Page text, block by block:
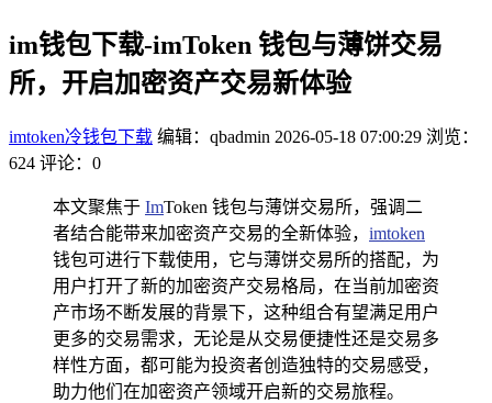
im钱包下载-imToken 钱包与薄饼交易
所，开启加密资产交易新体验
imtoken冷钱包下载 编辑：qbadmin 2026-05-18 07:00:29 浏览：
624 评论：0
本文聚焦于 ImToken 钱包与薄饼交易所，强调二
者结合能带来加密资产交易的全新体验， imtoken
钱包可进行下载使用，它与薄饼交易所的搭配，为
用户打开了新的加密资产交易格局，在当前加密资
产市场不断发展的背景下，这种组合有望满足用户
更多的交易需求，无论是从交易便捷性还是交易多
样性方面，都可能为投资者创造独特的交易感受，
助力他们在加密资产领域开启新的交易旅程。